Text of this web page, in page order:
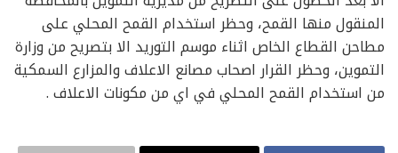
المنقول منها القمح، وحظر استخدام القمح المحلي على
مطاحن القطاع الخاص اثناء موسم التوريد الا بتصريح من وزارة
التموين، وحظر القرار اصحاب مصانع الاعلاف والمزارع السمكية
من استخدام القمح المحلي في اي من مكونات الاعلاف .